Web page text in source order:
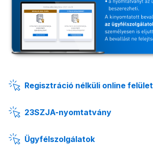
Regisztráció nélküli online felület
23SZJA-nyomtatvány
Ügyfélszolgálatok